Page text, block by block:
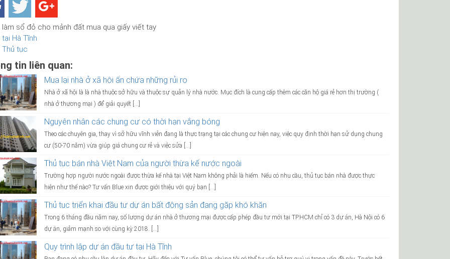
làm sổ đỏ cho mảnh đất mua qua giấy viết tay
tại Hà Tĩnh
Thủ tục
tin liên quan:
Mua lại nhà ở xã hội ẩn chứa những rủi ro
Nhà ở xã hội là là nhà thuộc sở hữu và thuộc sự quản lý nhà nước. Mục đích là cung cấp thêm các căn hộ giá rẻ hơn thị trường (
nhà ở thương mại ) để giải quyết […]
Nguyên nhân các chung cư có thời hạn vắng bóng
Theo các chuyên gia, thay vì sở hữu vĩnh viễn đang là thực trạng tại các chung cư hiện nay, việc quy định thời hạn sử dụng chung
cư (50-70 năm) vừa giúp giá chung cư rẻ và việc sửa […]
Thủ tục bán nhà Việt Nam của người thừa kế nước ngoài
Trường hợp người nước ngoài được thừa kế nhà tại Việt Nam không phải là hiếm. Nếu có nhu cầu, thủ tục bán nhà được thực
hiện như thế nào? Tư vấn Blue xin được giới thiệu với quý bạn […]
Thủ tục triển khai đầu tư dự án bất động sản đang gặp khó khăn
Trong 6 tháng đầu năm nay, số lượng dự án nhà ở thương mại được cấp phép đầu tư mới tại TP.HCM chỉ có 3 dự án, Hà Nội có 6
dự án, giảm mạnh so với cùng kỳ 2018. […]
Quy trình lập dự án đầu tư tại Hà Tĩnh